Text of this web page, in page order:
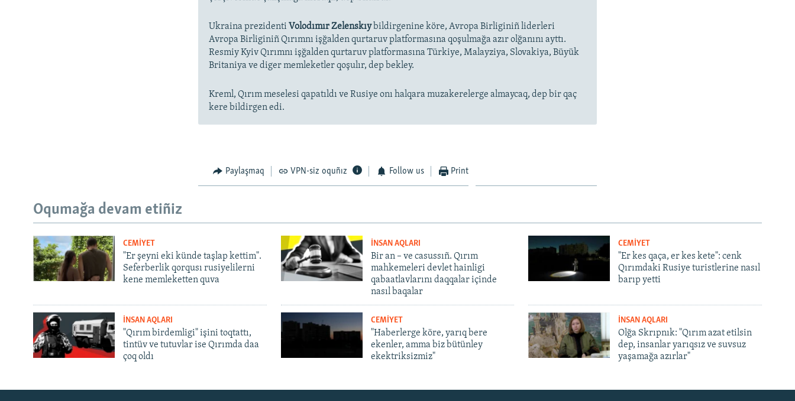
Русский
Ukraina prezidentiVolodımır Zelenskıybildirgenine köre, Avropa Birliginiñ liderleri
Avropa Birliginiñ Qırımnı işğalden qurtaruv platformasına qoşulmağa azır olğanını ayttı.
Resmiy Kyiv Qırımnı işğalden qurtaruv platformasına Türkiye, Malayziya, Slovakiya, Büyük
Britaniya ve diger memleketler qoşulır, dep bekley.
Kreml, Qırım meselesi qapatıldı ve Rusiye onı halqara muzakerelerge almaycaq, dep bir qaç
kere bildirgen edi.
Paylaşmaq VPN-siz oquñız Follow us Print
Oqumağa devam etiñiz
CEMİYET
"Er şeyni eki künde taşlap kettim".
Seferberlik qorqusı rusiyelilerni
kene memleketten quva
İNSAN AQLARI
Bir an – ve casussıñ. Qırım
mahkemeleri devlet hainligi
qabaatlavlarını daqqalar içinde
nasıl baqalar
CEMİYET
"Er kes qaça, er kes kete": cenk
Qırımdaki Rusiye turistlerine nasıl
barıp yetti
İNSAN AQLARI
"Qırım birdemligi" işini toqtattı,
tintüv ve tutuvlar ise Qırımda daa
çoq oldı
CEMİYET
"Haberlerge köre, yarıq bere
ekenler, amma biz bütünley
ekektriksizmiz"
İNSAN AQLARI
Olğa Skrıpnık: "Qırım azat etilsin
dep, insanlar yarıqsız ve suvsuz
yaşamağa azırlar"